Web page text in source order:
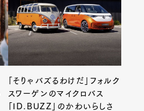
「そりゃバズるわけだ」フォルク
スワーゲンのマイクロバス
「ID.BUZZ」のかわいらしさ